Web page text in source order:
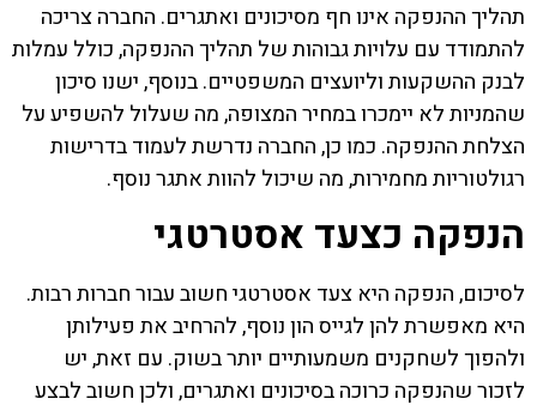
תהליך ההנפקה אינו חף מסיכונים ואתגרים. החברה צריכה
להתמודד עם עלויות גבוהות של תהליך ההנפקה, כולל עמלות
לבנק ההשקעות וליועצים המשפטיים. בנוסף, ישנו סיכון
שהמניות לא יימכרו במחיר המצופה, מה שעלול להשפיע על
הצלחת ההנפקה. כמו כן, החברה נדרשת לעמוד בדרישות
רגולטוריות מחמירות, מה שיכול להוות אתגר נוסף.
הנפקה כצעד אסטרטגי
לסיכום, הנפקה היא צעד אסטרטגי חשוב עבור חברות רבות.
היא מאפשרת להן לגייס הון נוסף, להרחיב את פעילותן
ולהפוך לשחקנים משמעותיים יותר בשוק. עם זאת, יש
לזכור שהנפקה כרוכה בסיכונים ואתגרים, ולכן חשוב לבצע